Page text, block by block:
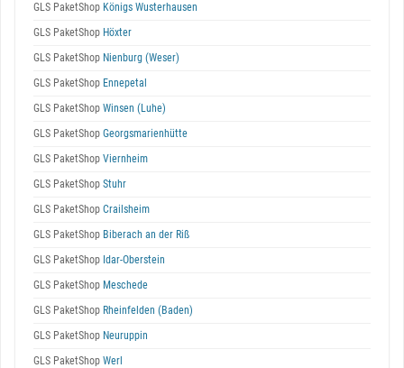
GLS PaketShop Königs Wusterhausen
GLS PaketShop Höxter
GLS PaketShop Nienburg (Weser)
GLS PaketShop Ennepetal
GLS PaketShop Winsen (Luhe)
GLS PaketShop Georgsmarienhütte
GLS PaketShop Viernheim
GLS PaketShop Stuhr
GLS PaketShop Crailsheim
GLS PaketShop Biberach an der Riß
GLS PaketShop Idar-Oberstein
GLS PaketShop Meschede
GLS PaketShop Rheinfelden (Baden)
GLS PaketShop Neuruppin
GLS PaketShop Werl